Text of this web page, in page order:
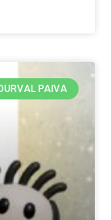
PAIVA